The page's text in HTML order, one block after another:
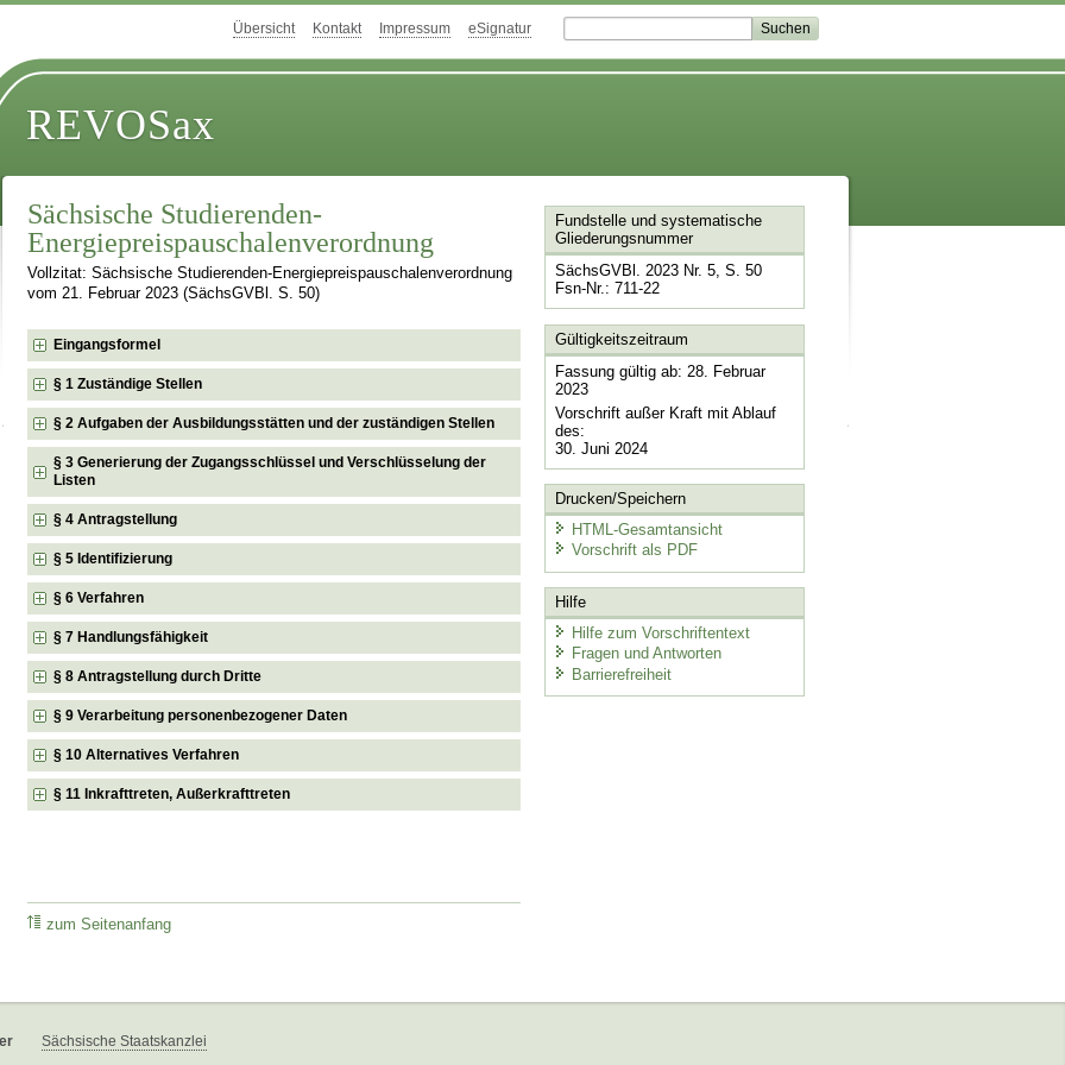
Übersicht Kontakt Impressum eSignatur
REVOSax
Sächsische Studierenden-
Energiepreispauschalenverordnung
Vollzitat: Sächsische Studierenden-Energiepreispauschalenverordnung
vom 21. Februar 2023 (SächsGVBl. S. 50)
Eingangsformel
§ 1 Zuständige Stellen
§ 2 Aufgaben der Ausbildungsstätten und der zuständigen Stellen
§ 3 Generierung der Zugangsschlüssel und Verschlüsselung der
Listen
§ 4 Antragstellung
§ 5 Identifizierung
§ 6 Verfahren
§ 7 Handlungsfähigkeit
§ 8 Antragstellung durch Dritte
§ 9 Verarbeitung personenbezogener Daten
§ 10 Alternatives Verfahren
§ 11 Inkrafttreten, Außerkrafttreten
zum Seitenanfang
Fundstelle und systematische
Gliederungsnummer
SächsGVBl. 2023 Nr. 5, S. 50
Fsn-Nr.: 711-22
Gültigkeitszeitraum
Fassung gültig ab: 28. Februar
2023
Vorschrift außer Kraft mit Ablauf
des:
30. Juni 2024
Drucken/Speichern
HTML-Gesamtansicht
Vorschrift als PDF
Hilfe
Hilfe zum Vorschriftentext
Fragen und Antworten
Barrierefreiheit
Sächsische Staatskanzlei